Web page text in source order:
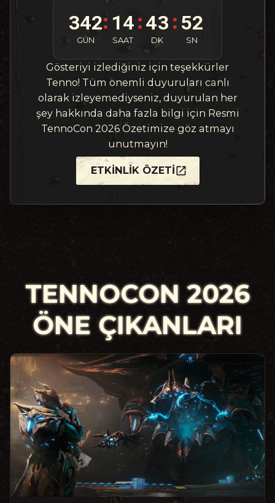
342
GÜN
: 14
SAAT
:43
DK
: 50
SN
Gösteriyi izlediğiniz için teşekkürler
Tenno! Tüm önemli duyuruları canlı
olarak izleyemediyseniz, duyurulan her
şey hakkında daha fazla bilgi için Resmi
TennoCon 2026 Özetimize göz atmayı
unutmayın!
ETKINLIK ÖZETI
TENNOCON 2026
ÖNE ÇIKANLARI